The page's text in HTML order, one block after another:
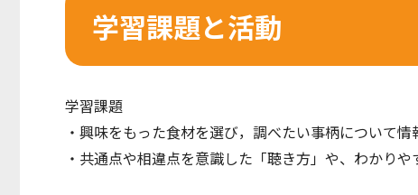
学習課題と活動
学習課題
・興味をもった⾷材を選び，調べたい事柄について
・共通点や相違点を意識した「聴き⽅」や、わかりや